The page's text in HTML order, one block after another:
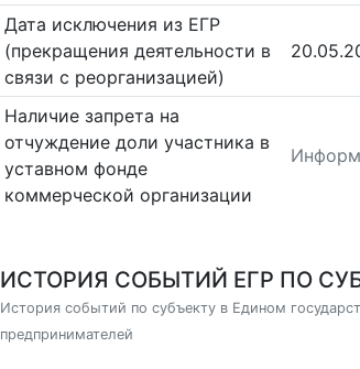
Дата исключения из ЕГР
(прекращения деятельности в
связи с реорганизацией)
Наличие запрета на
отчуждение доли участника в
уставном фонде
коммерческой организации
ИСТОРИЯ СОБЫТИЙ ЕГР ПО
История событий по субъекту в Едином
предпринимателей